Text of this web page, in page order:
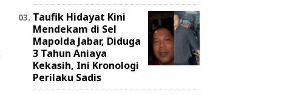
Taufik Hidayat Kini
Mendekam di Sel
Mapolda Jabar, Diduga
3 Tahun Aniaya
Kekasih, Ini Kronologi
Perilaku Sadis